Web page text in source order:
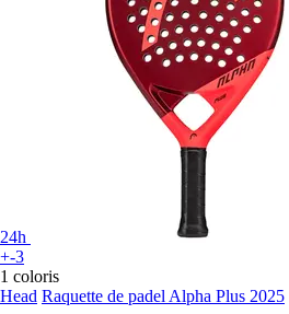
24h
+-3
1 coloris
Head Raquette de padel Alpha Plus 2025